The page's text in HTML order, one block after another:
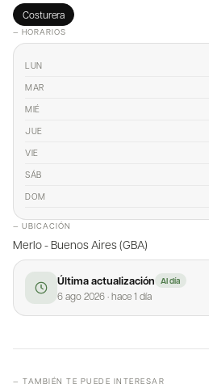
Costurera
— HORARIOS
LUN
MAR
MIÉ
JUE
VIE
SÁB
DOM
— UBICACIÓN
Merlo - Buenos Aires (GBA)
Última actualización Al día
6 ago 2026·hace 1 día
— TAMBIÉN TE PUEDE INTERESAR